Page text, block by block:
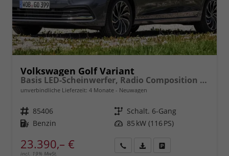
Volkswagen Golf Variant
Basis LED-Scheinwerfer, Radio Composition 10,3" + Wireless App-Connect, Parksensoren vorne und hinten, Climatronic, M-Lederlenkrad, Digitales Cockpit, Reserverad, Dachreling uvm.
unverbindliche Lieferzeit: 4 Monate Neuwagen
Fahrzeugnr. 85406 Getriebe Schalt. 6-Gang
Kraftstoff Benzin Leistung 85 kW (116 PS)
23.390,– €
incl. 19% MwSt.